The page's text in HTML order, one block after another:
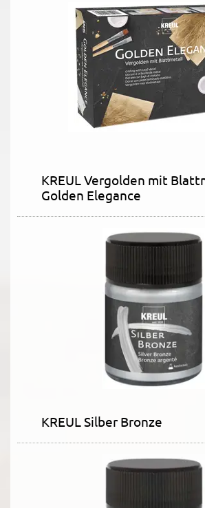
KREUL Vergolden mit
Golden Elegance
KREUL Silber Bronze